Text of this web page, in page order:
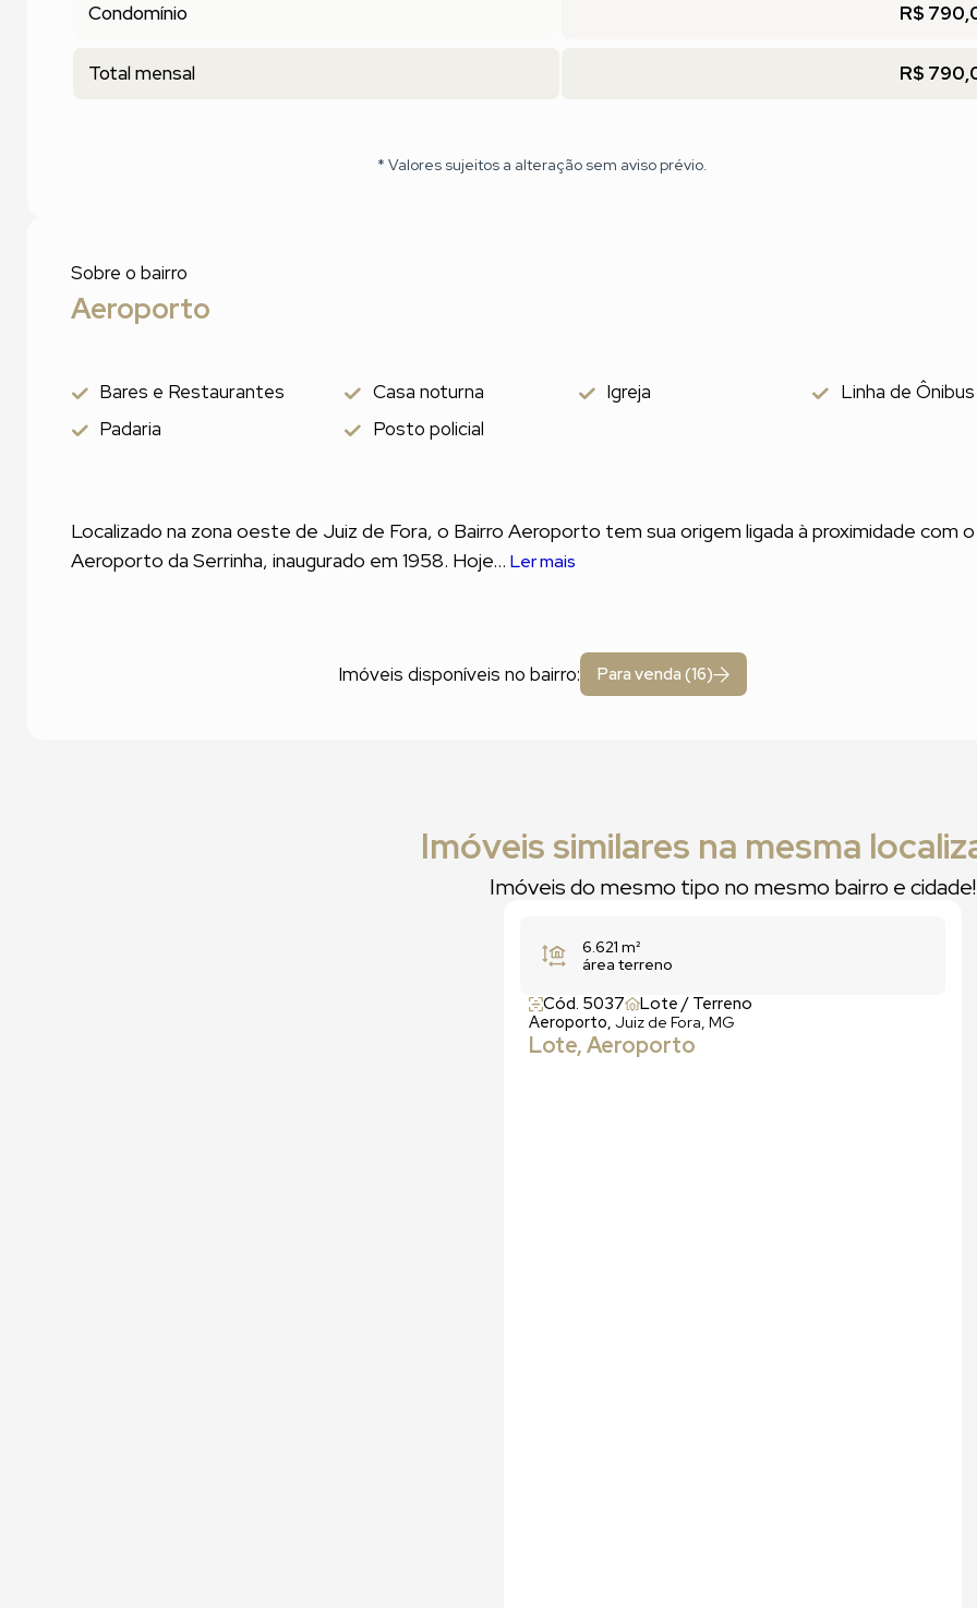
Condomínio R$
Total mensal R$
* Valores sujeitos a alteração sem aviso prévio.
Sobre o bairro
Aeroporto
Bares e Restaurantes Casa noturna Igreja
Linha de Ônibus
Padaria
Posto policial
Localizado na zona oeste de Juiz de Fora, o Bairro Aeroporto tem sua origem ligada à proximidade com o
Aeroporto da Serrinha, inaugurado em 1958. Hoje... Ler mais
Imóveis disponíveis no bairro: Para venda (16)
Imóveis similares na mesma
Imóveis do mesmo tipo no mesmo bairro e cidade!
6.621 m²
área terreno
Cód. 5037 Lote / Terreno
Aeroporto, Juiz de Fora, MG
Lote, Aeroporto